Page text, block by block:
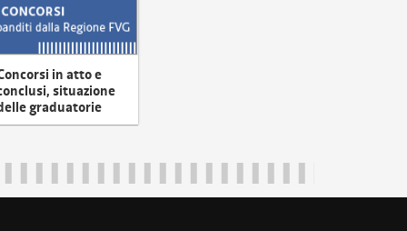
in atto e
situazione
graduatorie